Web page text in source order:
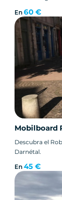
En 60 €
Mobilboard
Descubra el
Darnétal.
En 45 €